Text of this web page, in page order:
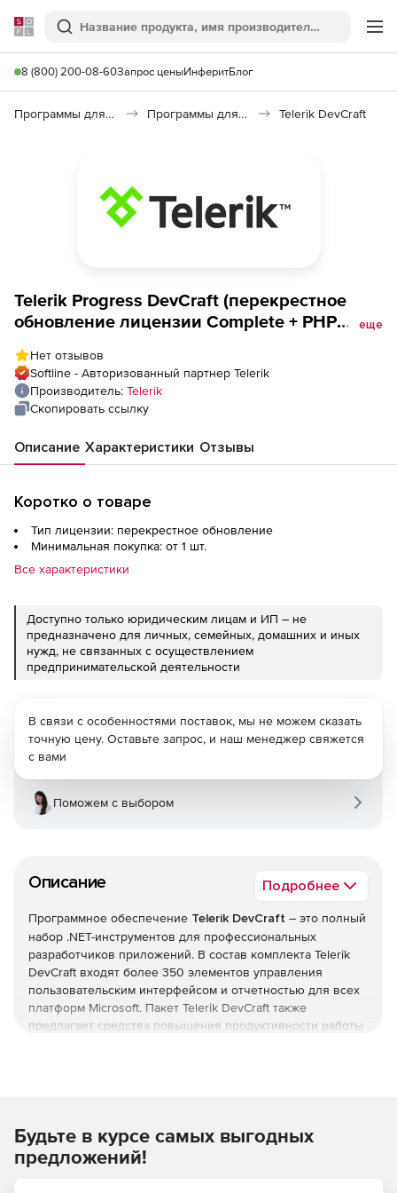
Softline
Поиск
8 (800) 200-08-60Запрос ценыИнферитБлог
Программы для программирования Программы для разработки ПО Telerik DevCraft
Telerik Progress DevCraft (перекрестное
обновление лицензии Complete + PHP
Upgrade from UI for Xamarin Developer
License
еще
Нет отзывов
Softline - Авторизованный партнер Telerik
Производитель: Telerik
Скопировать ссылку
Описание Характеристики Отзывы
Коротко о товаре
Тип лицензии: перекрестное обновление
Минимальная покупка: от 1 шт.
Все характеристики
Доступно только юридическим лицам и ИП – не
предназначено для личных, семейных, домашних и иных
нужд, не связанных с осуществлением
предпринимательской деятельности
Описание Подробнее
Программное обеспечение Telerik DevCraft – это полный
набор .NET-инструментов для профессиональных
разработчиков приложений. В состав комплекта Telerik
DevCraft входят более 350 элементов управления
пользовательским интерфейсом и отчетностью для всех
платформ Microsoft. Пакет Telerik DevCraft также
предлагает средства повышения продуктивности работы
позволяет создавать настольные, мобильные и web-
приложения с насыщенным функционалом. Более 100
тысяч .NET-разработчиков по всему миру используют
В связи с особенностями поставок, мы не можем сказать
точную цену. Оставьте запрос, и наш менеджер свяжется
с вами
Поможем с выбором
Будьте в курсе самых выгодных
предложений!